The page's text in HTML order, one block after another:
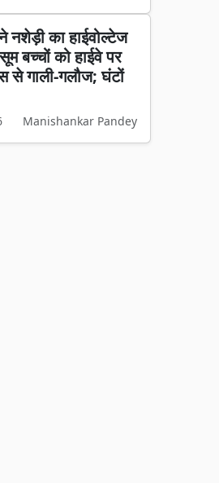
नशेड़ी का हाईवोल्टेज
बच्चों को हाईवे पर
से गाली-गलौज; घंटों
Manishankar Pandey